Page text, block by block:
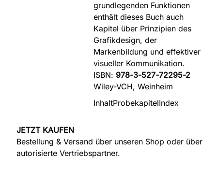
grundlegenden Funktionen
enthält dieses Buch auch
Kapitel über Prinzipien des
Grafikdesign, der
Markenbildung und effektiver
visueller Kommunikation.
ISBN: 978-3-527-72295-2
Wiley-VCH, Weinheim
InhaltProbekapitelIndex
JETZT KAUFEN
Bestellung & Versand über unseren Shop oder über
autorisierte Vertriebspartner.